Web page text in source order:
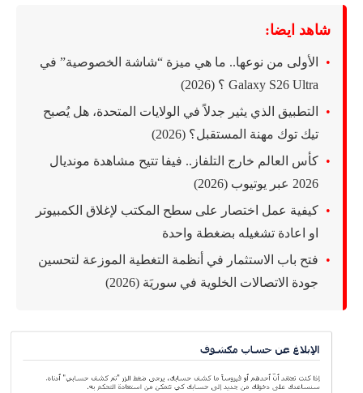
شاهد ايضا:
الأولى من نوعها.. ما هي ميزة “شاشة الخصوصية” في
Galaxy S26 Ultra ؟ (2026)
التطبيق الذي يثير جدلاً في الولايات المتحدة، هل يُصبح
تيك توك مهنة المستقبل؟ (2026)
كأس العالم خارج التلفاز.. فيفا تتيح مشاهدة مونديال
2026 عبر يوتيوب (2026)
كيفية عمل اختصار على سطح المكتب لإغلاق الكمبيوتر
او اعادة تشغيله بضغطة واحدة
فتح باب الاستثمار في أنظمة التغطية الموزعة لتحسين
جودة الاتصالات الخلوية في سوريَة (2026)